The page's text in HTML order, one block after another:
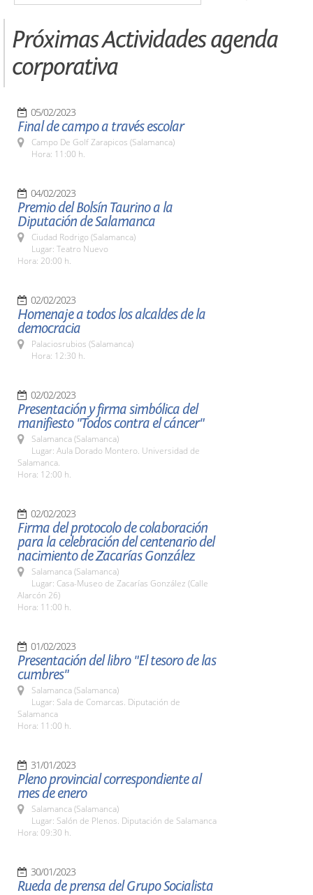
Próximas Actividades agenda
corporativa
05/02/2023
Final de campo a través escolar
Campo De Golf Zarapicos (Salamanca)
Hora: 11:00 h.
04/02/2023
Premio del Bolsín Taurino a la
Diputación de Salamanca
Ciudad Rodrigo (Salamanca)
Lugar: Teatro Nuevo
Hora: 20:00 h.
02/02/2023
Homenaje a todos los alcaldes de la
democracia
Palaciosrubios (Salamanca)
Hora: 12:30 h.
02/02/2023
Presentación y firma simbólica del
manifiesto "Todos contra el cáncer"
Salamanca (Salamanca)
Lugar: Aula Dorado Montero. Universidad de
Salamanca.
Hora: 12:00 h.
02/02/2023
Firma del protocolo de colaboración
para la celebración del centenario del
nacimiento de Zacarías González
Salamanca (Salamanca)
Lugar: Casa-Museo de Zacarías González (Calle
Alarcón 26)
Hora: 11:00 h.
01/02/2023
Presentación del libro "El tesoro de las
cumbres"
Salamanca (Salamanca)
Lugar: Sala de Comarcas. Diputación de
Salamanca
Hora: 11:00 h.
31/01/2023
Pleno provincial correspondiente al
mes de enero
Salamanca (Salamanca)
Lugar: Salón de Plenos. Diputación de Salamanca
Hora: 09:30 h.
30/01/2023
Rueda de prensa del Grupo Socialista